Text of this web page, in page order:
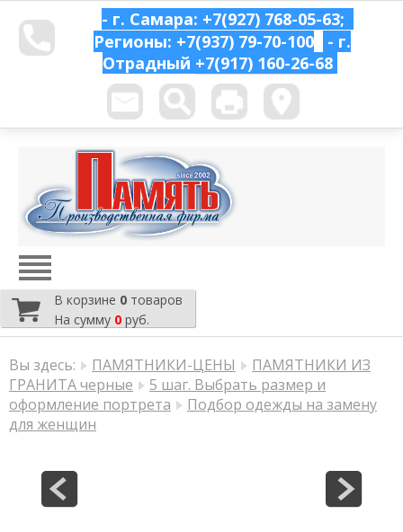
- г. Самара: +7(927) 768-05-63;
Регионы: +7(937) 79-70-100
- г.
Отрадный +7(917) 160-26-68
В корзине 0 товаров
На сумму 0 руб.
Вы здесь: ПАМЯТНИКИ-ЦЕНЫ
ПАМЯТНИКИ ИЗ
ГРАНИТА черные
5 шаг. Выбрать размер и
оформление портрета
Подбор одежды на замену
для женщин